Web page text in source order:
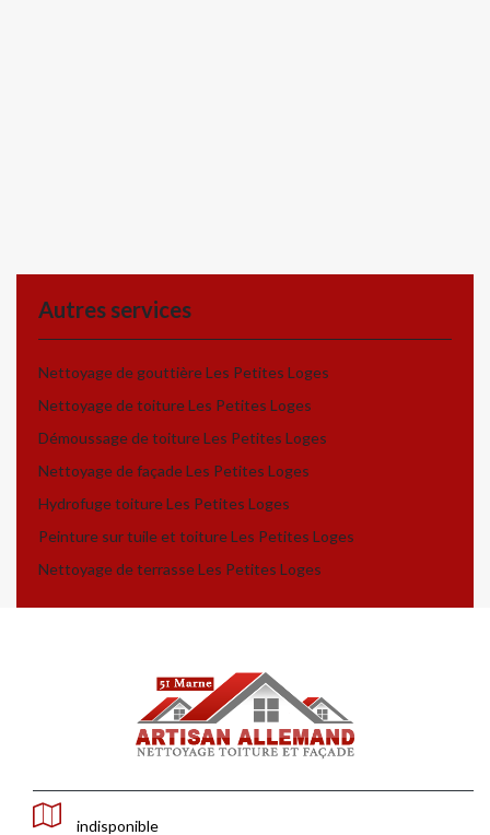
Autres services
Nettoyage de gouttière Les Petites Loges
Nettoyage de toiture Les Petites Loges
Démoussage de toiture Les Petites Loges
Nettoyage de façade Les Petites Loges
Hydrofuge toiture Les Petites Loges
Peinture sur tuile et toiture Les Petites Loges
Nettoyage de terrasse Les Petites Loges
indisponible